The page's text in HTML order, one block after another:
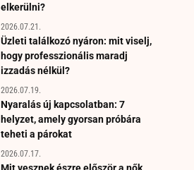
elkerülni?
2026.07.21.
Üzleti találkozó nyáron: mit viselj,
hogy professzionális maradj
izzadás nélkül?
2026.07.19.
Nyaralás új kapcsolatban: 7
helyzet, amely gyorsan próbára
teheti a párokat
2026.07.17.
Mit vesznek észre először a nők